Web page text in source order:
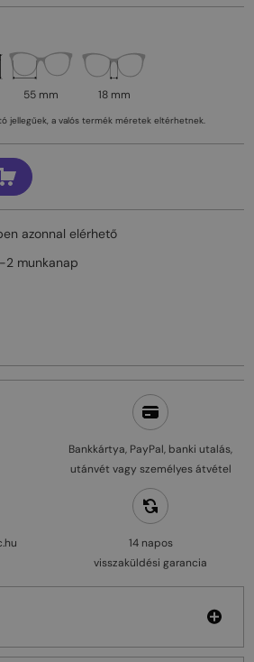
Bankkártya, PayPal, banki utalás,
utánvét vagy személyes átvétel
14 napos
visszaküldési garancia
55 mm 18 mm
jellegűek, a valós termék méretek eltérhetnek.
azonnal elérhető
2 munkanap